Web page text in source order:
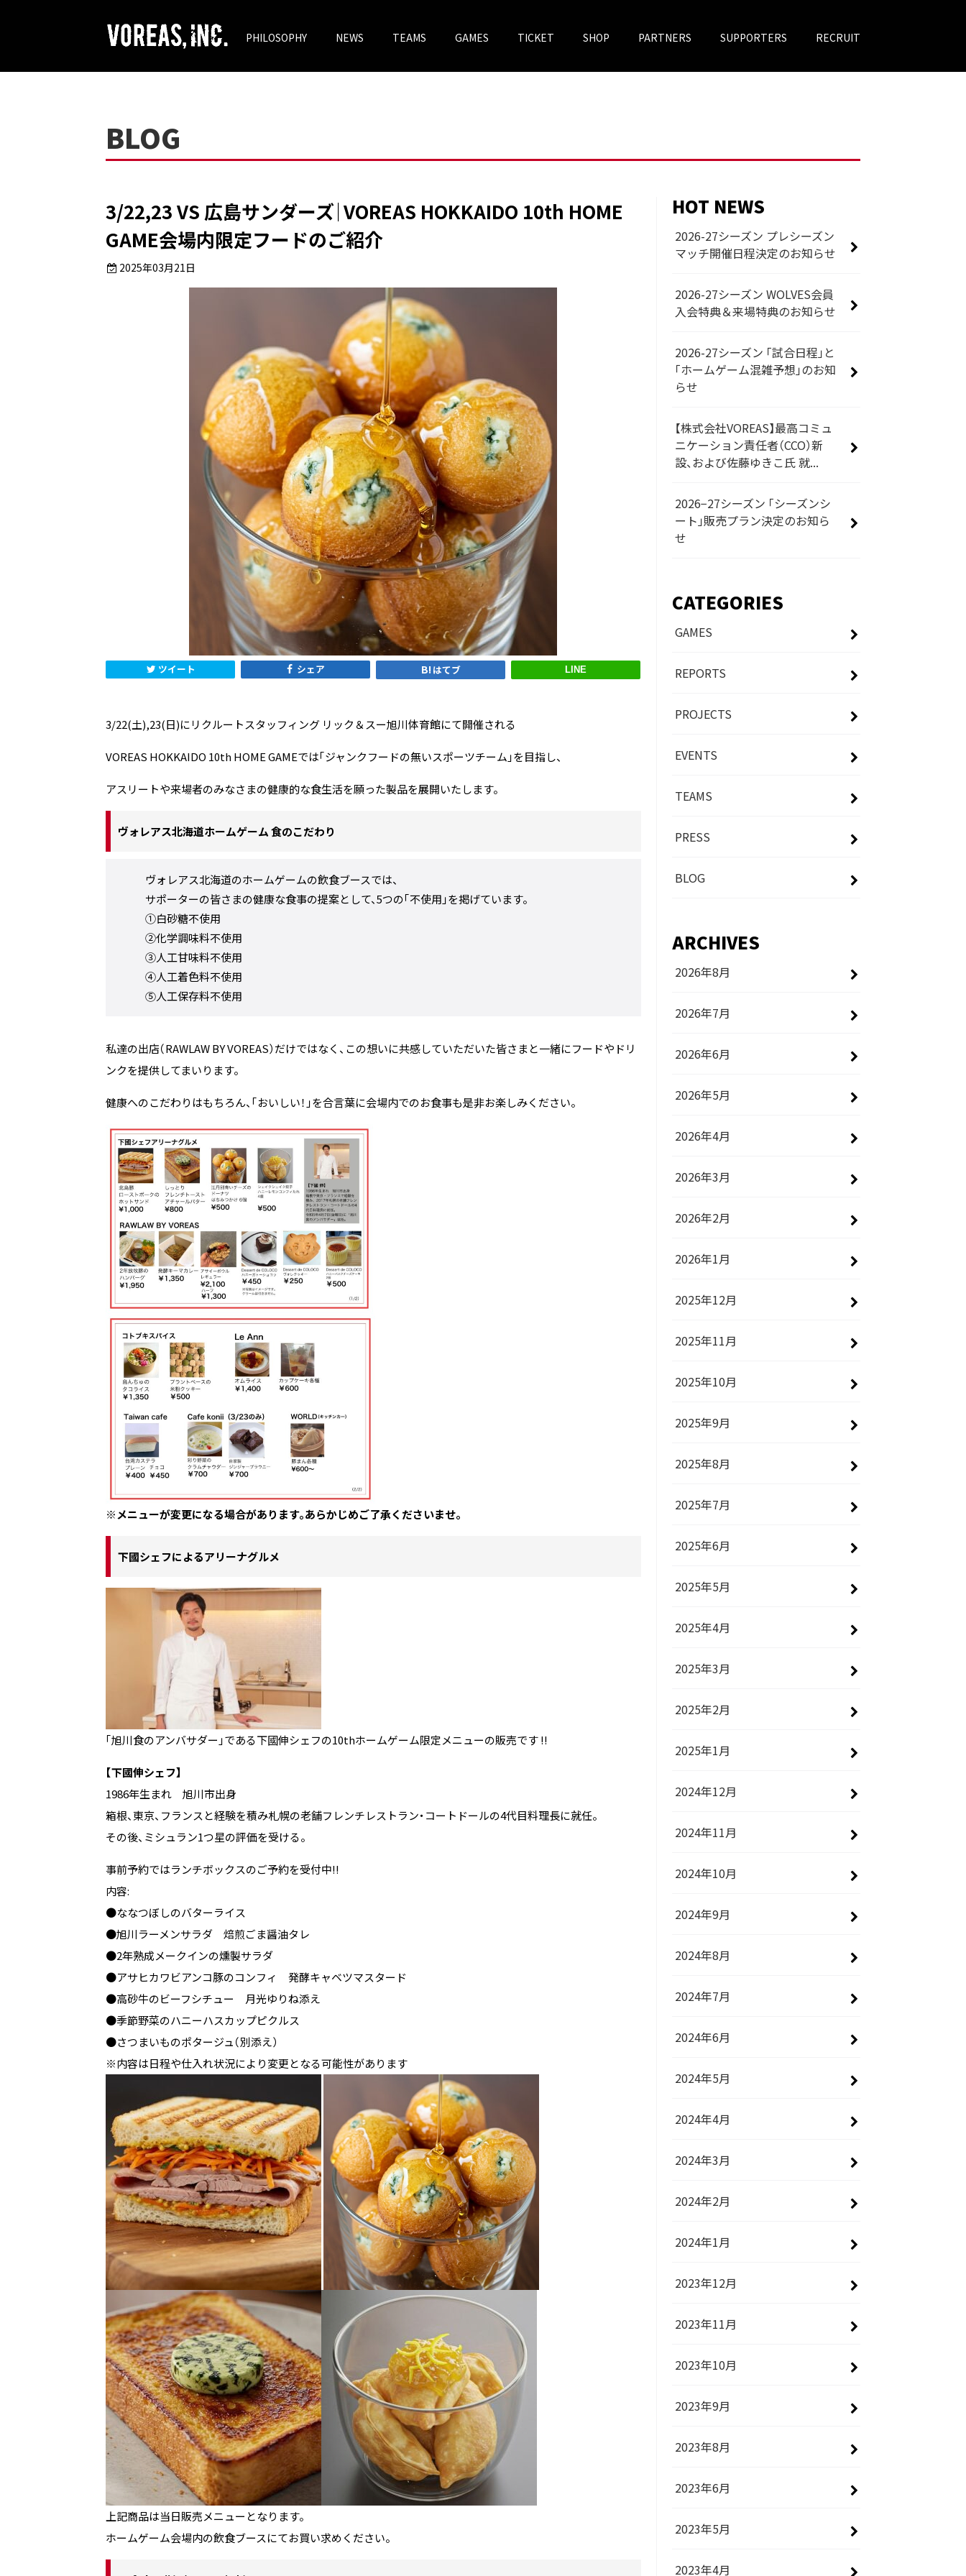
PHILOSOPHY NEWS TEAMS GAMES TICKET
チケットV
VOREAS MEGASTORE
SHOP PARTNERS SUPPORTERS RECRUIT
BLOG
3/22,23 VS 広島サンダーズ｜VOREAS HOKKAIDO 10th HOME
GAME会場内限定フードのご紹介
2025年03月21日
ツイート シェア はてブ LINE
3/22(土),23(日)にリクルートスタッフィング リック＆スー旭川体育館にて開催される
VOREAS HOKKAIDO 10th HOME GAMEでは「ジャンクフードの無いスポーツチーム」を目指し、
アスリートや来場者のみなさまの健康的な食生活を願った製品を展開いたします。
ヴォレアス北海道ホームゲーム 食のこだわり
ヴォレアス北海道のホームゲームの飲食ブースでは、
サポーターの皆さまの健康な食事の提案として、5つの「不使用」を掲げています。
①白砂糖不使用
②化学調味料不使用
③人工甘味料不使用
④人工着色料不使用
⑤人工保存料不使用
私達の出店（RAWLAW BY VOREAS）だけではなく、この想いに共感していただいた皆さまと一緒にフードやドリ
ンクを提供してまいります。
健康へのこだわりはもちろん、「おいしい！」を合言葉に会場内でのお食事も是非お楽しみください。
※メニューが変更になる場合があります。あらかじめご了承くださいませ。
下國シェフによるアリーナグルメ
「旭川食のアンバサダー」である下國伸シェフの10thホームゲーム限定メニューの販売です !!
【下國伸シェフ】
1986年生まれ 旭川市出身
箱根、東京、フランスと経験を積み札幌の老舗フレンチレストラン・コートドールの4代目料理長に就任。
その後、ミシュラン1つ星の評価を受ける。
事前予約ではランチボックスのご予約を受付中!!
内容:
●ななつぼしのバターライス
●旭川ラーメンサラダ 焙煎ごま醤油タレ
●2年熟成メークインの燻製サラダ
●アサヒカワビアンコ豚のコンフィ 発酵キャベツマスタード
●高砂牛のビーフシチュー 月光ゆりね添え
●季節野菜のハニーハスカップピクルス
●さつまいものポタージュ（別添え）
※内容は日程や仕入れ状況により変更となる可能性があります
上記商品は当日販売メニューとなります。
ホームゲーム会場内の飲食ブースにてお買い求めください。
HOT NEWS
2026-27シーズン プレシーズン
マッチ開催日程決定のお知らせ
2026-27シーズン WOLVES会員
入会特典＆来場特典のお知らせ
2026-27シーズン 「試合日程」と
「ホームゲーム混雑予想」のお知
らせ
【株式会社VOREAS】最高コミュ
ニケーション責任者（CCO）新
設、および佐藤ゆきこ氏 就...
2026−27シーズン 「シーズンシ
ート」販売プラン決定のお知ら
せ
CATEGORIES
GAMES
REPORTS
PROJECTS
EVENTS
TEAMS
PRESS
BLOG
ARCHIVES
2026年8月
2026年7月
2026年6月
2026年5月
2026年4月
2026年3月
2026年2月
2026年1月
2025年12月
2025年11月
2025年10月
2025年9月
2025年8月
2025年7月
2025年6月
2025年5月
2025年4月
2025年3月
2025年2月
2025年1月
2024年12月
2024年11月
2024年10月
2024年9月
2024年8月
2024年7月
2024年6月
2024年5月
2024年4月
2024年3月
2024年2月
2024年1月
2023年12月
2023年11月
2023年10月
2023年9月
2023年8月
2023年6月
2023年5月
2023年4月